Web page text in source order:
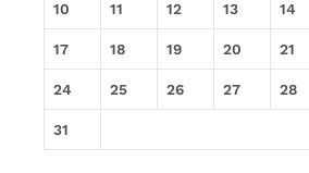
10 11 12 13 14
17 18 19 20 21
24 25 26 27 28
31